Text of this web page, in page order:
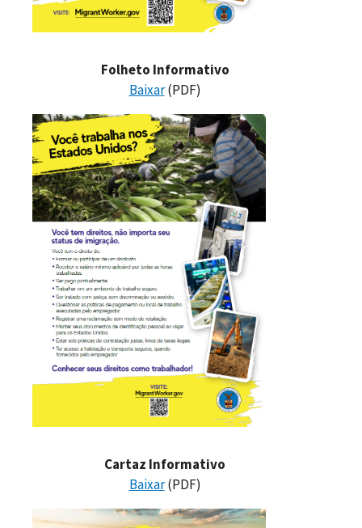
Folheto Informativo
Baixar(PDF)
Cartaz Informativo
Baixar(PDF)